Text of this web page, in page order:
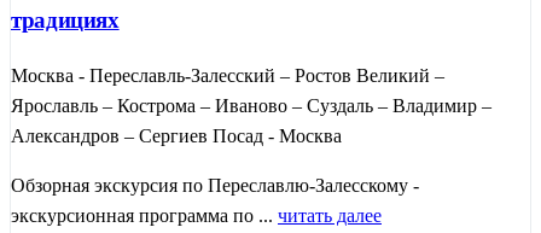
традициях
Москва - Переславль-Залесский – Ростов Великий –
Ярославль – Кострома – Иваново – Суздаль – Владимир –
Александров – Сергиев Посад - Москва
Обзорная экскурсия по Переславлю-Залесскому -
экскурсионная программа по ... читать далее